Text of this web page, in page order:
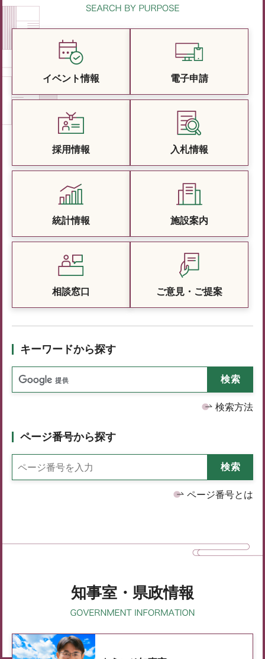
イベント情報 電子申請
採用情報 入札情報
統計情報 施設案内
相談窓口 ご意見・ご提案
キーワードから探す
検索方法
ページ番号から探す
ページ番号とは
知事室・県政情報